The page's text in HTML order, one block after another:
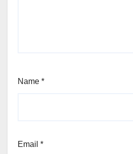
Name *
Email *